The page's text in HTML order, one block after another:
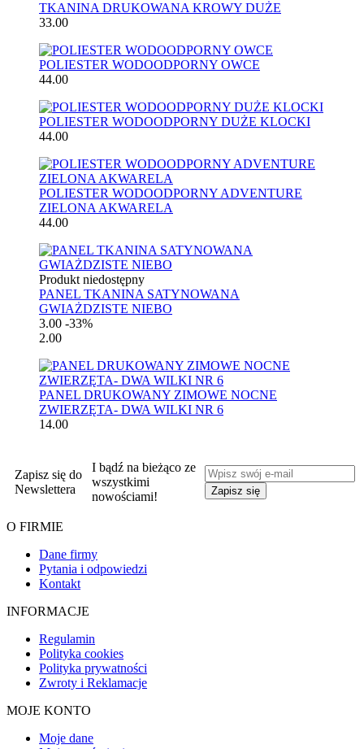
TKANINA DRUKOWANA KROWY DUŻE
33.00
POLIESTER WODOODPORNY OWCE
44.00
POLIESTER WODOODPORNY DUŻE KLOCKI
44.00
POLIESTER WODOODPORNY ADVENTURE
ZIELONA AKWARELA
44.00
Produkt niedostępny
PANEL TKANINA SATYNOWANA
GWIAŻDZISTE NIEBO
3.00 -33%
2.00
PANEL DRUKOWANY ZIMOWE NOCNE
ZWIERZĘTA- DWA WILKI NR 6
14.00
Zapisz się do
Newslettera
I bądź na bieżąco ze
wszystkimi
nowościami!
O FIRMIE
Dane firmy
Pytania i odpowiedzi
Kontakt
INFORMACJE
Regulamin
Polityka cookies
Polityka prywatności
Zwroty i Reklamacje
MOJE KONTO
Moje dane